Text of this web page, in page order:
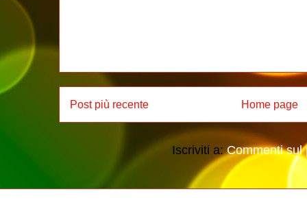
Post più recente Home page
Iscriviti a:Commenti sul